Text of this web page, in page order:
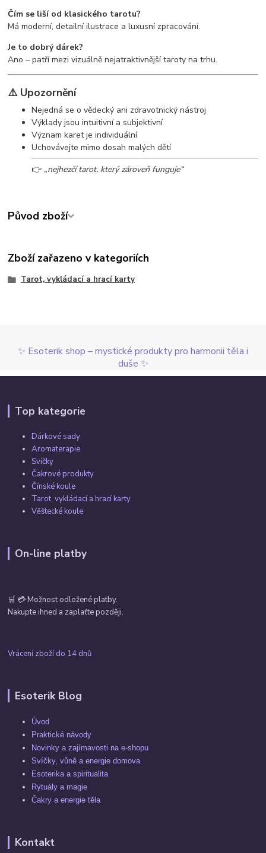
Čím se liší od klasického tarotu?
Má moderní, detailní ilustrace a luxusní zpracování.
Je to dobrý dárek?
Ano – patří mezi vizuálně nejatraktivnější taroty na trhu.
⚠️ Upozornění
Nejedná se o vědecký ani zdravotnický nástroj
Výklady jsou intuitivní a subjektivní
Význam karet je individuální
Uchovávejte mimo dosah malých dětí
👉 „nejhezčí tarot, který zároveň funguje“
Původ zboží
Zboží zařazeno v kategoriích
Tarot, vykládací a hrací karty
✨ Esoterik shop – mystické produkty pro harmonii těla i
duše ✨
Top kategorie
Dárkové sady
Aromaterapie
Svíčky
Čakrové produkty
Čínské koule
Tarot, vykládací a hrací karty
Věštecké koule
On-line platby
🛒 💳 Možnost odložené platby.
Nakupte ihned a zaplaťte později.
Vrácení zboží do 14 dnů
Esoterik Blog
Úvod
Praktické návody
Novinky a zajímavosti na e-shopu
Svíčky, vůně a energie domova
Esoterika a spiritualita
Rytuály a magie
Čakry a energie těla
Kontakt